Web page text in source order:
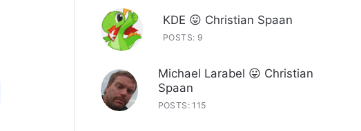
KDE 😛 Christian Spaan
POSTS: 9
Michael Larabel 😛 Christian
Spaan
POSTS: 115